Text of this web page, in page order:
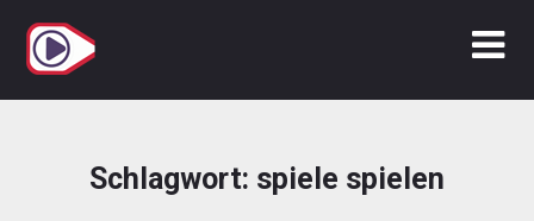
Inhalt
springen
Schlagwort: spiele spielen